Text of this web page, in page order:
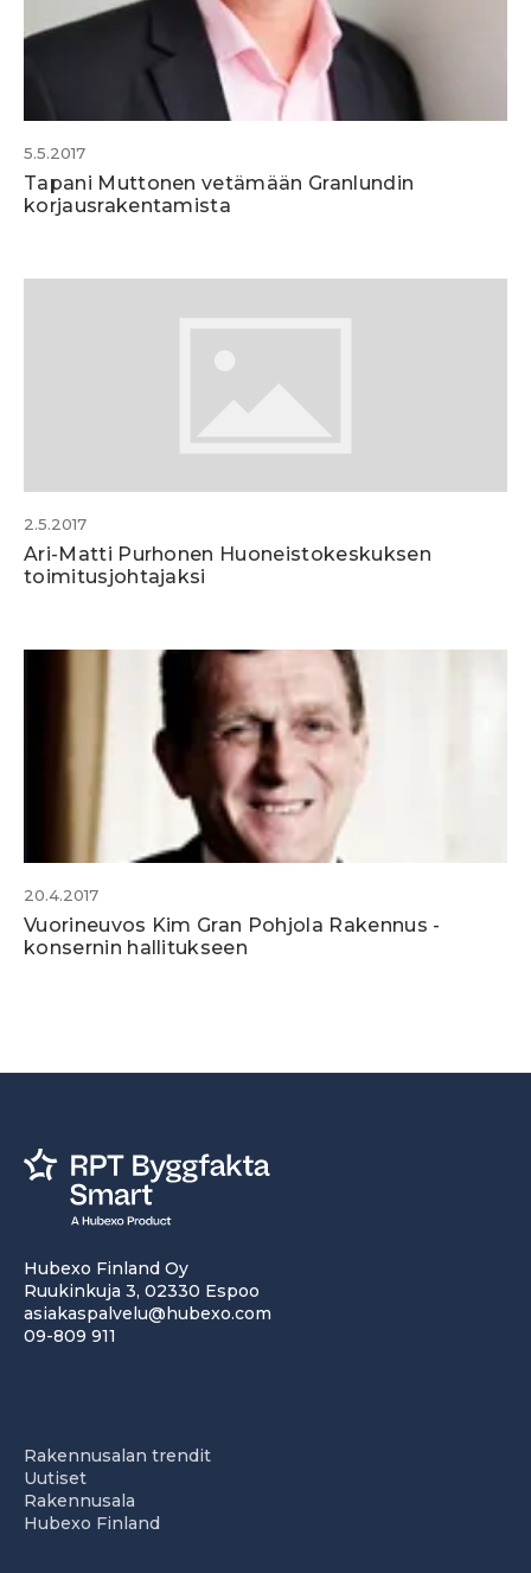
5.5.2017
Tapani Muttonen vetämään Granlundin
korjausrakentamista
2.5.2017
Ari-Matti Purhonen Huoneistokeskuksen
toimitusjohtajaksi
20.4.2017
Vuorineuvos Kim Gran Pohjola Rakennus -
konsernin hallitukseen
Hubexo Finland Oy
Ruukinkuja 3, 02330 Espoo
asiakaspalvelu@hubexo.com
09-809 911
Rakennusalan trendit
Uutiset
Rakennusala
Hubexo Finland